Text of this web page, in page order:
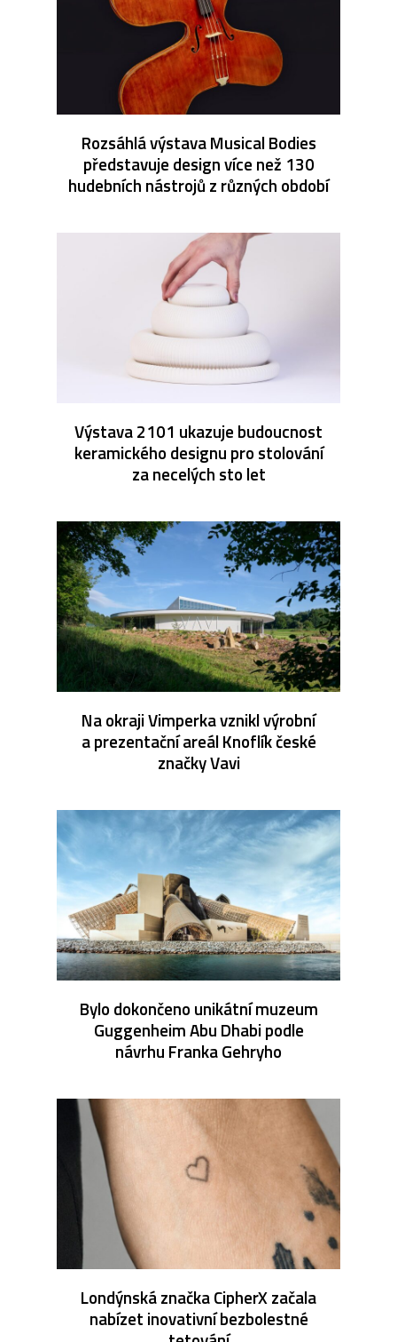
Rozsáhlá výstava Musical Bodies
představuje design více než 130
hudebních nástrojů z různých období
Výstava 2101 ukazuje budoucnost
keramického designu pro stolování
za necelých sto let
Na okraji Vimperka vznikl výrobní
a prezentační areál Knoflík české
značky Vavi
Bylo dokončeno unikátní muzeum
Guggenheim Abu Dhabi podle
návrhu Franka Gehryho
Londýnská značka CipherX začala
nabízet inovativní bezbolestné